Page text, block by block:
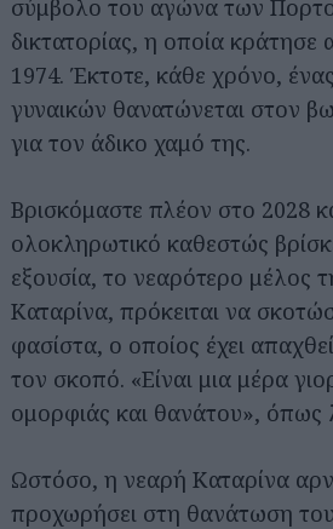
σύμβολο του αγώνα των
δικτατορίας, η οποία
1974. Έκτοτε, κάθε χρόνο,
γυναικών θανατώνεται στον
για τον άδικο χαμό της.
Βρισκόμαστε πλέον στο 2028
ολοκληρωτικό καθεστώς
εξουσία, το νεαρότερο μέλος
Καταρίνα, πρόκειται να
φασίστα, ο οποίος έχει
τον σκοπό. «Είναι μια μέρα
ομορφιάς και θανάτου», όπως
Ωστόσο, η νεαρή Καταρίνα
προχωρήσει στη θανάτωση